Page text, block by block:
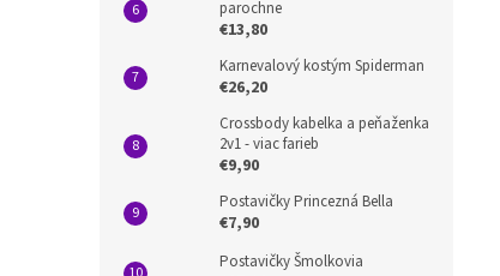
parochne
€13,80
Karnevalový kostým Spiderman
€26,20
Crossbody kabelka a peňaženka
2v1 - viac farieb
€9,90
Postavičky Princezná Bella
€7,90
Postavičky Šmolkovia